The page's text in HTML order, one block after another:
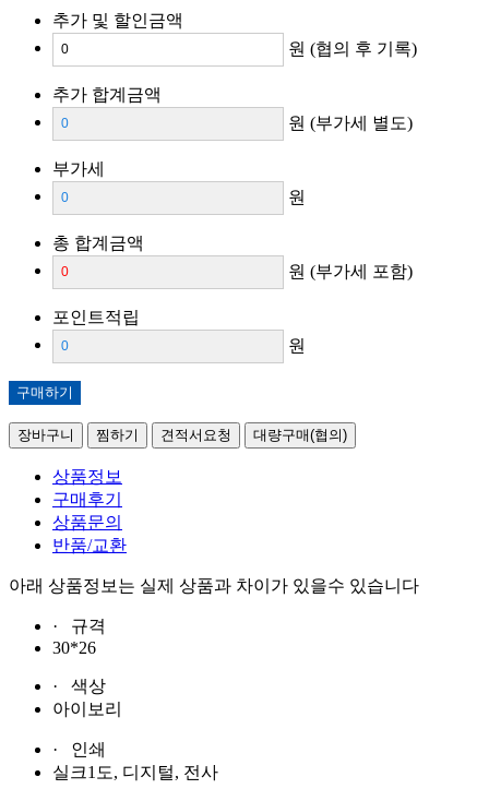
추가 및 할인금액
원 (협의 후 기록)
추가 합계금액
원 (부가세 별도)
부가세
원
총 합계금액
원 (부가세 포함)
포인트적립
원
구매하기
장바구니 찜하기 견적서요청 대량구매(협의)
상품정보
구매후기
상품문의
반품/교환
아래 상품정보는 실제 상품과 차이가 있을수 있습니다
· 규격
30*26
· 색상
아이보리
· 인쇄
실크1도, 디지털, 전사